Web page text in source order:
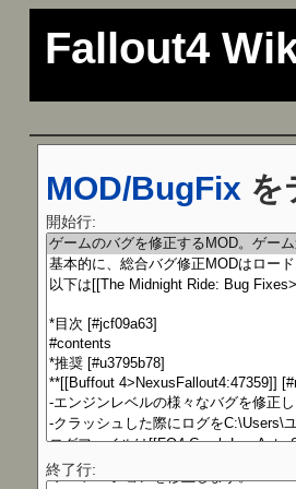
Fallout4
MOD/BugFix を
開始行:
終了行: